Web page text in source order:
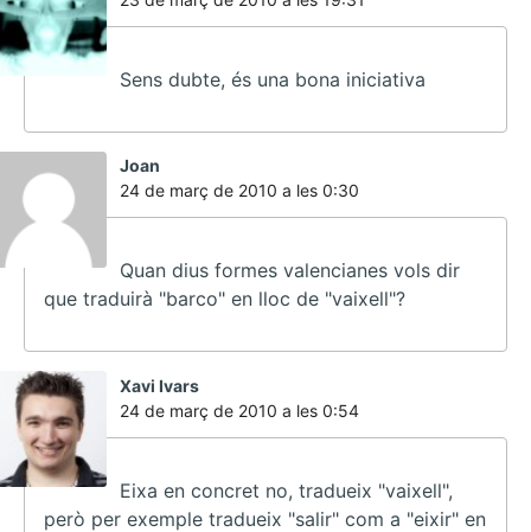
Sens dubte, és una bona iniciativa
Joanha
dit:
24 de març de 2010 a les 0:30
Quan dius formes valencianes vols dir
que traduirà "barco" en lloc de "vaixell"?
Xavi Ivarsha
dit:
24 de març de 2010 a les 0:54
Eixa en concret no, tradueix "vaixell",
però per exemple tradueix "salir" com a "eixir" en